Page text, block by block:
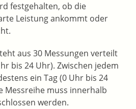
festgehalten, ob die
Leistung ankommt oder
aus 30 Messungen verteilt
bis 24 Uhr). Zwischen jedem
ein Tag (0 Uhr bis 24
Messreihe muss innerhalb
werden.